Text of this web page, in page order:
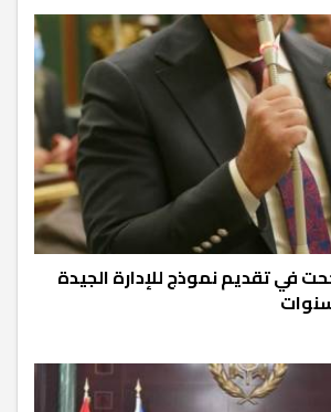
في تقديم نموذج للإدارة الجيدة